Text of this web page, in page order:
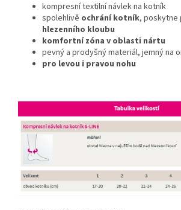
kompresní textilní návlek na kotník
spolehlivě ochrání kotník, poskytne
hlezenního kloubu
komfortní zóna v oblasti nártu
pevný a prodyšný materiál, jemný na
pro levou i pravou nohu